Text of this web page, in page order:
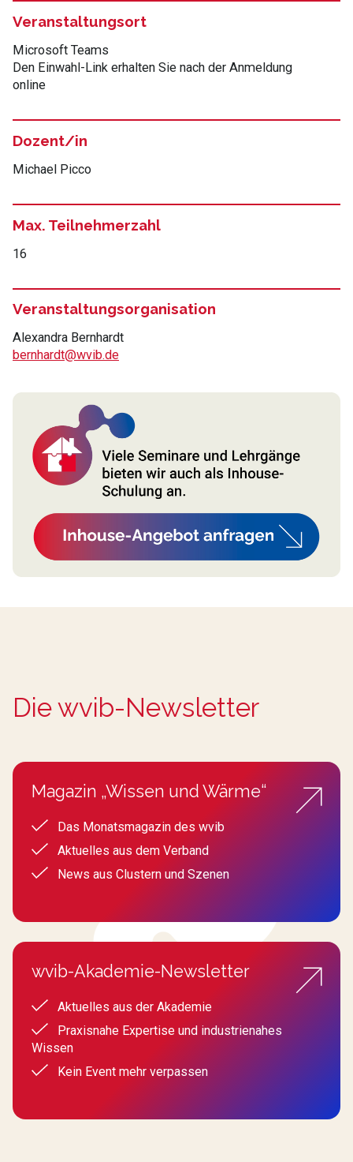
Veranstaltungsort
Microsoft Teams
Den Einwahl-Link erhalten Sie nach der Anmeldung
online
Dozent/in
Michael Picco
Max. Teilnehmerzahl
16
Veranstaltungsorganisation
Alexandra Bernhardt
bernhardt@wvib.de
Die wvib-Newsletter
Magazin „Wissen und Wärme“
Das Monatsmagazin des wvib
Aktuelles aus dem Verband
News aus Clustern und Szenen
wvib-Akademie-Newsletter
Aktuelles aus der Akademie
Praxisnahe Expertise und industrienahes
Wissen
Kein Event mehr verpassen